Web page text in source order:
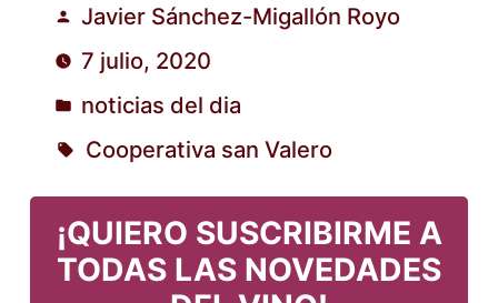
Publicado
por
Javier Sánchez-Migallón Royo
7 julio, 2020
Publicado
en
noticias del dia
Etiquetas:
Cooperativa san Valero
¡QUIERO SUSCRIBIRME A
TODAS LAS NOVEDADES